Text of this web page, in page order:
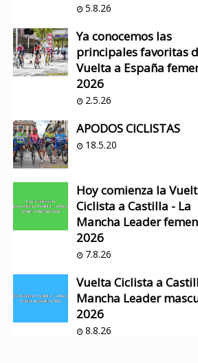
5.8.26
Ya conocemos las
principales favoritas
Vuelta a España
2026
2.5.26
APODOS CICLISTAS
18.5.20
Hoy comienza la
Ciclista a Castilla - La
Mancha Leader
2026
7.8.26
Vuelta Ciclista a
Mancha Leader
2026
8.8.26